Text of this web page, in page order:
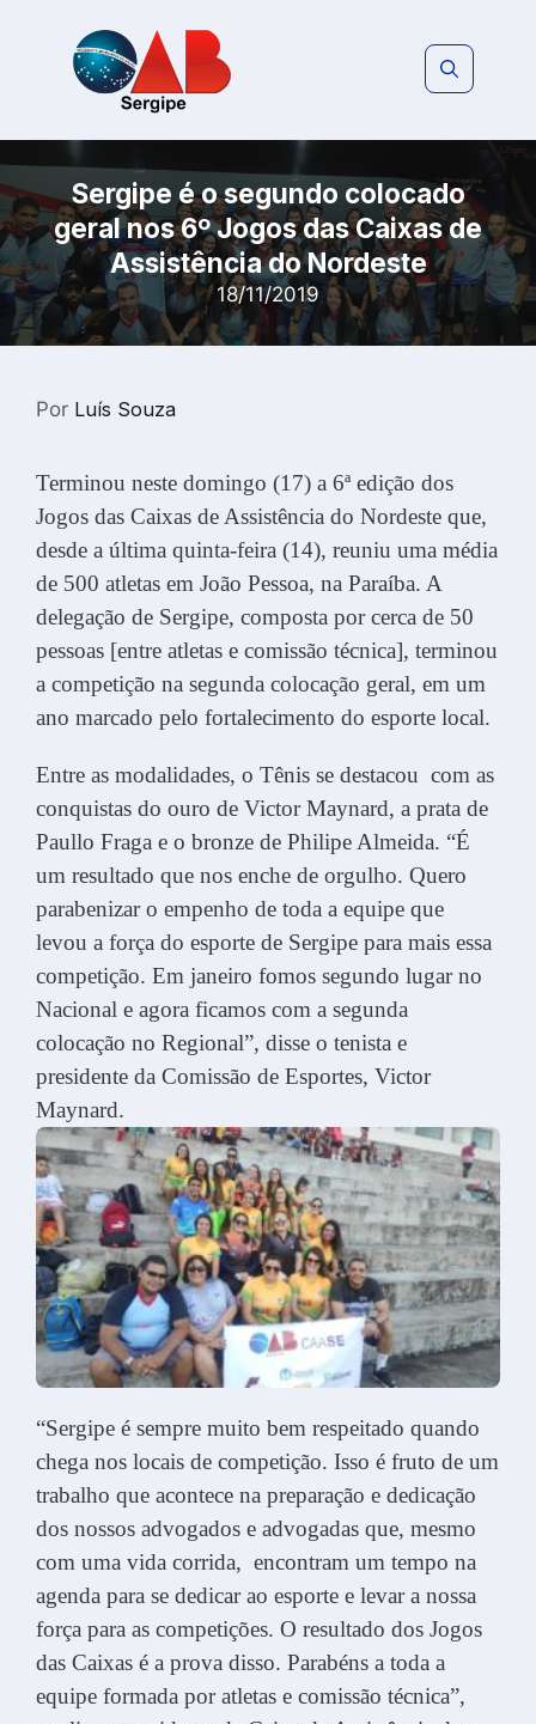
Sergipe é o segundo colocado
geral nos 6º Jogos das Caixas de
Assistência do Nordeste
18/11/2019
Por Luís Souza
Terminou neste domingo (17) a 6ª edição dos
Jogos das Caixas de Assistência do Nordeste que,
desde a última quinta-feira (14), reuniu uma média
de 500 atletas em João Pessoa, na Paraíba. A
delegação de Sergipe, composta por cerca de 50
pessoas [entre atletas e comissão técnica], terminou
a competição na segunda colocação geral, em um
ano marcado pelo fortalecimento do esporte local.
Entre as modalidades, o Tênis se destacou com as
conquistas do ouro de Victor Maynard, a prata de
Paullo Fraga e o bronze de Philipe Almeida. “É
um resultado que nos enche de orgulho. Quero
parabenizar o empenho de toda a equipe que
levou a força do esporte de Sergipe para mais essa
competição. Em janeiro fomos segundo lugar no
Nacional e agora ficamos com a segunda
colocação no Regional”, disse o tenista e
presidente da Comissão de Esportes, Victor
Maynard.
“Sergipe é sempre muito bem respeitado quando
chega nos locais de competição. Isso é fruto de um
trabalho que acontece na preparação e dedicação
dos nossos advogados e advogadas que, mesmo
com uma vida corrida, encontram um tempo na
agenda para se dedicar ao esporte e levar a nossa
força para as competições. O resultado dos Jogos
das Caixas é a prova disso. Parabéns a toda a
equipe formada por atletas e comissão técnica”,